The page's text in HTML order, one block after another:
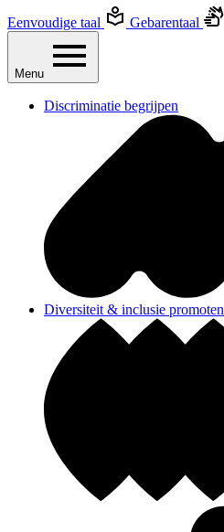
Eenvoudige taal Gebarentaal
Menu
Discriminatie begrijpen
Diversiteit & inclusie promoten